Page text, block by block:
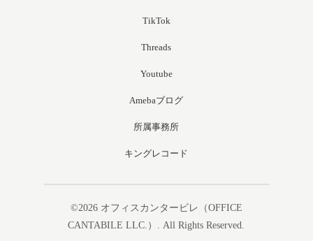
TikTok
Threads
Youtube
Amebaブログ
所属事務所
キングレコード
©2026 オフィスカンタービレ（OFFICE
CANTABILE LLC.）
. All Rights Reserved.